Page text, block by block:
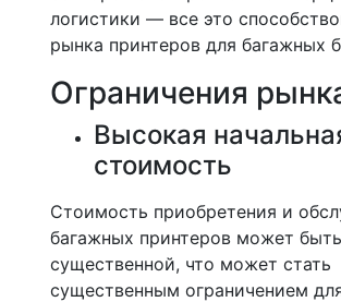
логистики — все это
рынка принтеров для багажных
Ограничения
Высокая
стоимость
Стоимость приобретения и
багажных принтеров может
существенной, что может стать
существенным ограничением